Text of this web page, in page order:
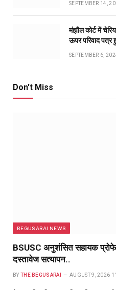
SEPTEMBER 14,
मंझौल कोर्ट में
ऊपर परिवाद पत्र
SEPTEMBER 6,
Don't Miss
BEGUSARAI NEWS
BSUSC अनुशंसित सहायक
दस्तावेज सत्यापन..
BY THE BEGUSARAI AUGUST 9, 2026